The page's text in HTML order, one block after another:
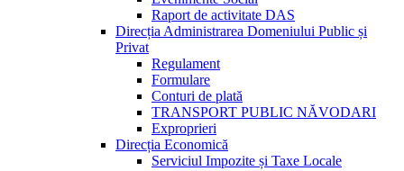
Raport de activitate DAS
Direcția Administrarea Domeniului Public și
Privat
Regulament
Formulare
Conturi de plată
TRANSPORT PUBLIC NĂVODARI
Exproprieri
Direcția Economică
Serviciul Impozite și Taxe Locale